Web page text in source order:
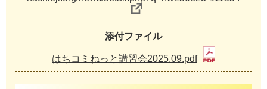
添付ファイル
はちコミねっと講習会2025.09.pdf